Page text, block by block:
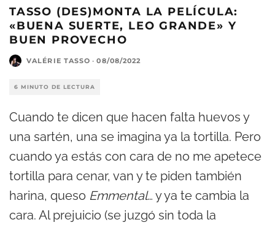
TASSO (DES)MONTA LA PELÍCULA:
«BUENA SUERTE, LEO GRANDE» Y
BUEN PROVECHO
VALÉRIE TASSO · 08/08/2022
6 MINUTO DE LECTURA
Cuando te dicen que hacen falta huevos y
una sartén, una se imagina ya la tortilla. Pero
cuando ya estás con cara de no me apetece
tortilla para cenar, van y te piden también
harina, queso Emmental… y ya te cambia la
cara. Al prejuicio (se juzgó sin toda la